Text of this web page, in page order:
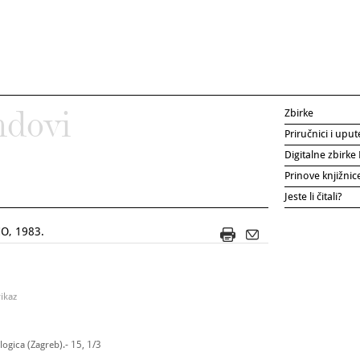
1983.
(Zagreb).- 15, 1/3
Zbirke
Priručnici i
Digitalne zbirke
Prinove
Jeste li čitali?